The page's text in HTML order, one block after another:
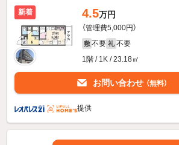
新着 4.5万円
（管理費5,000円）
敷 不要 礼 不要
1階 / 1K / 23.18㎡
お問い合わせ （無料）
提供